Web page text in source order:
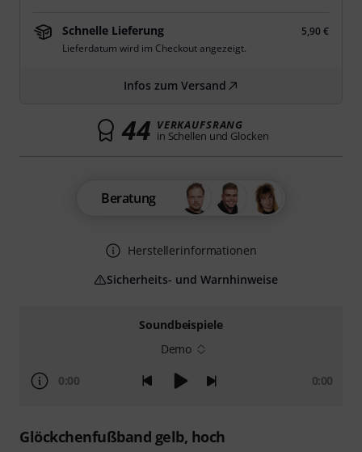
Soundbeispiele
Demo
0:00 0:00
Glöckchenfußband gelb, hoch
Schnelle Lieferung
5,90 €
Lieferdatum wird im Checkout angezeigt.
Infos zum Versand
44 VERKAUFSRANG
in Schellen und Glocken
Beratung
Herstellerinformationen
Sicherheits- und Warnhinweise